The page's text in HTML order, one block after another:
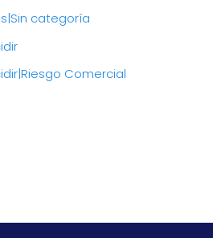
categoría
Comercial